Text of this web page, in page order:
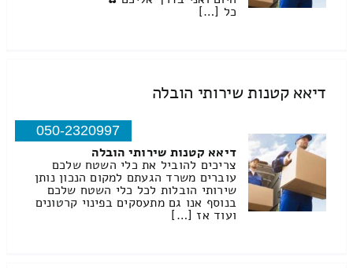
כל […]
דיאא קטנות שירותי הובלה
050-2320997
דיאא קטנות שירותי הובלה
צריכים להוביל את כלי השטח שלכם
עוברים משרד הגעתם למקום הנכון נותן
שירותי הובלות לכל כלי השטח שלכם
בנוסף אנו גם מתעסקים בפינוי קרטונים
ועוד אז […]